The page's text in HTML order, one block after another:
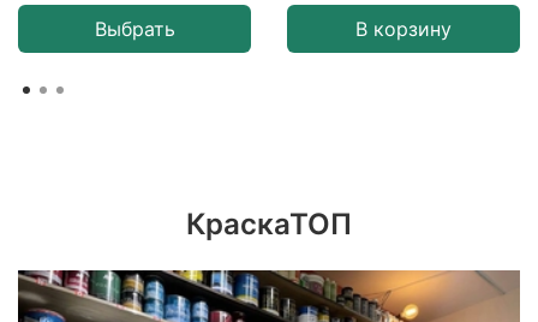
Выбрать В корзину
КраскаТОП